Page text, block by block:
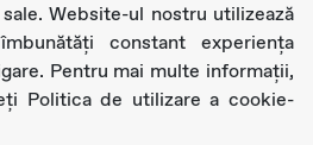
Website-ul nostru utilizează
constant experiența
Pentru mai multe informații,
Politica de utilizare a cookie-